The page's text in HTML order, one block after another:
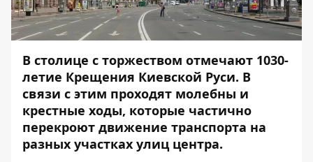
В столице с торжеством отмечают 1030-
летие Крещения Киевской Руси. В
связи с этим проходят молебны и
крестные ходы, которые частично
перекроют движение транспорта на
разных участках улиц центра.